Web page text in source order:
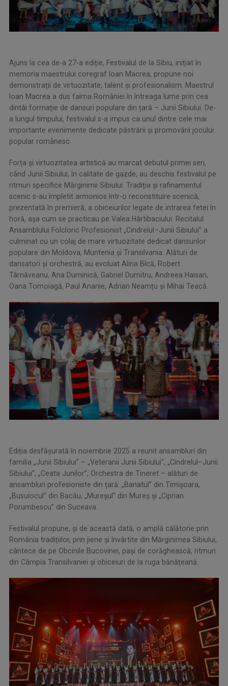
Ajuns la cea de-a 27-a ediție, Festivalul de la Sibiu, inițiat în
memoria maestrului coregraf Ioan Macrea, propune noi
demonstrații de virtuozitate, talent și profesionalism. Maestrul
Ioan Macrea a dus faima României în întreaga lume prin cea
dintâi formație de dansuri populare din țară – Junii Sibiului. De-
a lungul timpului, festivalul s-a impus ca unul dintre cele mai
importante evenimente dedicate păstrării și promovării jocului
popular românesc.
Forța și virtuozitatea artistică au marcat debutul primei seri,
când Junii Sibiului, în calitate de gazde, au deschis festivalul pe
ritmuri specifice Mărginimii Sibiului. Tradiția și rafinamentul
scenic s-au împletit armonios într-o reconstituire scenică,
prezentată în premieră, a obiceiurilor legate de intrarea fetei în
horă, așa cum se practicau pe Valea Hârtibaciului. Recitalul
Ansamblului Folcloric Profesionist „Cindrelul–Junii Sibiului” a
culminat cu un colaj de mare virtuozitate dedicat dansurilor
populare din Moldova, Muntenia și Transilvania. Alături de
dansatori și orchestră, au evoluat Alina Bîcă, Robert
Târnăveanu, Ana Duminică, Gabriel Dumitru, Andreea Haisan,
Oana Tomoiagă, Paul Ananie, Adrian Neamțu și Mihai Teacă.
Ediția desfășurată în noiembrie 2025 a reunit ansambluri din
familia „Junii Sibiului” – „Veteranii Junii Sibiului”, „Cindrelul–Junii
Sibiului”, „Ceata Junilor”, Orchestra de Tineret – alături de
ansambluri profesioniste din țară: „Banatul” din Timișoara,
„Busuiocul” din Bacău, „Mureșul” din Mureș și „Ciprian
Porumbescu” din Suceava.
Festivalul propune, și de această dată, o amplă călătorie prin
România tradițiilor, prin jiene și învârtite din Mărginimea Sibiului,
cântece de pe Obcinile Bucovinei, pași de corăghească, ritmuri
din Câmpia Transilvaniei și obiceiuri de la ruga bănățeană.